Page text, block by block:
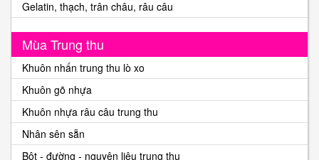
Gelatin, thạch, trân châu, râu câu
Mùa Trung thu
Khuôn nhấn trung thu lò xo
Khuôn gõ nhựa
Khuôn nhựa râu câu trung thu
Nhân sên sẵn
Bột - đường - nguyên liệu trung thu